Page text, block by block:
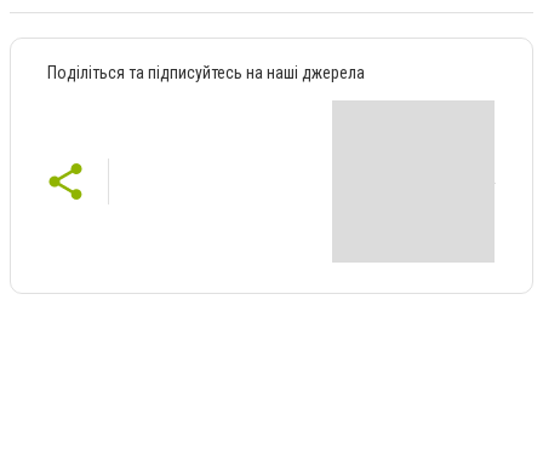
Поділіться та підписуйтесь на наші джерела